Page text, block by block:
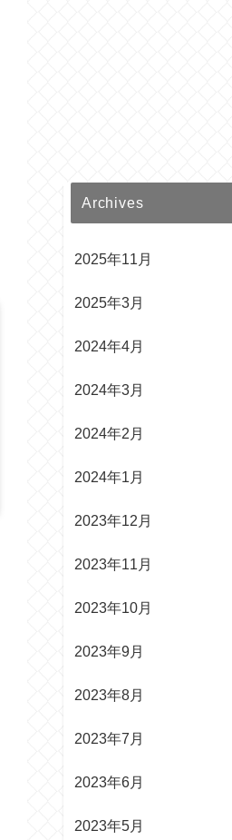
Archives
2025年11月
2025年3月
2024年4月
2024年3月
2024年2月
2024年1月
2023年12月
2023年11月
2023年10月
2023年9月
2023年8月
2023年7月
2023年6月
2023年5月